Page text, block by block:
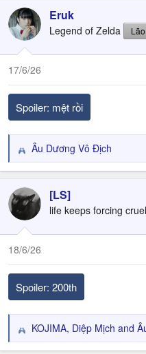
Eruk
Legend of Zelda
17/6/26
Spoiler: mệt rồi
R
e
c
t
i
o
n
:
Âu Dương Vô Địch
[LS]
life keeps forcing
18/6/26
Spoiler: 200th
R
e
KOJIMA, Diệp Mịch and